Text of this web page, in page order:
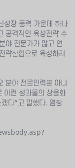
장 동력 가운데 하나
공격적인 육성전략 수
야 전문가가 많고 연
략산업으로 육성하려
분야 전문인력뿐 아니
이런 성과물의 상용화
다”고 말했다. 염창